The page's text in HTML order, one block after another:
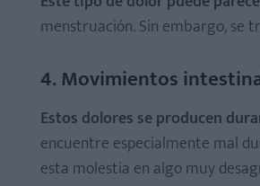
menstruación. Sin embargo, se
4. Movimientos
Estos dolores se producen
encuentre especialmente mal
esta molestia en algo muy